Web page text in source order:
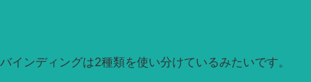
バインディングは2種類を使い分けているみたいです。